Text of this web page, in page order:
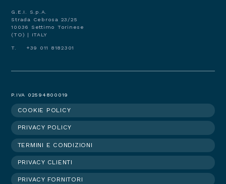
G.E.I. S.p.A.
Strada Cebrosa 23/25
10036 Settimo Torinese
(TO) | ITALY
T. +39 011 8182301
P.IVA 02594800019
Footer
menu
COOKIE POLICY
PRIVACY POLICY
TERMINI E CONDIZIONI
PRIVACY CLIENTI
PRIVACY FORNITORI